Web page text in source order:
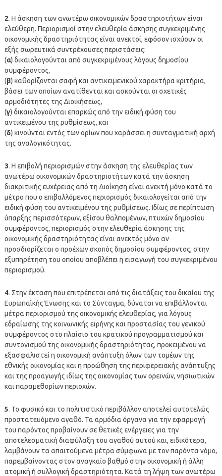
2. Η άσκηση των ανωτέρω οικονομικών δραστηριοτήτων είναι
ελεύθερη. Περιορισμοί στην ελευθερία άσκησης συγκεκριμένης
οικονομικής δραστηριότητας είναι ανεκτοί, εφόσον ισχύουν οι
εξής σωρευτικά συντρέχουσες περιστάσεις:
(α) δικαιολογούνται από συγκεκριμένους λόγους δημοσίου
συμφέροντος,
(β) καθορίζονται σαφή και αντικειμενικού χαρακτήρα κριτήρια,
βάσει των οποίων ανατίθενται και ασκούνται οι σχετικές
αρμοδιότητες της Διοικήσεως,
(γ) δικαιολογούνται επαρκώς από την ειδική φύση του
αντικειμένου της ρυθμίσεως, και
(δ) κινούνται εντός των ορίων που χαράσσει η συνταγματική αρχή
της αναλογικότητας.
3. Η επιβολή περιορισμών στην άσκηση της ελευθερίας των
ανωτέρω οικονομικών δραστηριοτήτων κατά την άσκηση
διακριτικής ευχέρειας από τη Διοίκηση είναι ανεκτή μόνο κατά το
μέτρο που ο επιβαλλόμενος περιορισμός δικαιολογείται από την
ειδική φύση του αντικειμένου της ρυθμίσεως. Iδίως σε περίπτωση
ύπαρξης περισσότερων, εξίσου θαλπομένων, πτυχών δημοσίου
συμφέροντος, περιορισμός στην ελευθερία άσκησης της
οικονομικής δραστηριότητας είναι ανεκτός μόνο αν
προσδιορίζεται ο προέχων σκοπός δημοσίου συμφέροντος, στην
εξυπηρέτηση του οποίου αποβλέπει η εισαγωγή του συγκεκριμένου
περιορισμού.
4. Στην έκταση που επιτρέπεται από τις διατάξεις του δικαίου της
Ευρωπαϊκής Ένωσης και το Σύνταγμα, δύναται να επιβάλλονται
μέτρα περιορισμού της οικονομικής ελευθερίας, για λόγους
εδραίωσης της κοινωνικής ειρήνης και προστασίας του γενικού
συμφέροντος στο πλαίσιο του κρατικού προγραμματισμού και
συντονισμού της οικονομικής δραστηριότητας, προκειμένου να
εξασφαλιστεί η οικονομική ανάπτυξη όλων των τομέων της
εθνικής οικονομίας και η προώθηση της περιφερειακής ανάπτυξης
και της προαγωγής ιδίως της οικονομίας των ορεινών, νησιωτικών
και παραμεθορίων περιοχών.
5. Το φυσικό και το πολιτιστικό περιβάλλον αποτελεί αυτοτελώς
προστατευόμενο αγαθό. Τα αρμόδια όργανα για την εφαρμογή
του παρόντος προβαίνουν σε θετικές ενέργειες για την
αποτελεσματική διαφύλαξη του αγαθού αυτού και, ειδικότερα,
λαμβάνουν τα απαιτούμενα μέτρα σύμφωνα με τον παρόντα νόμο,
παρεμβαίνοντας στον αναγκαίο βαθμό στην οικονομική ή άλλη
ατομική ή συλλογική δραστηριότητα. Κατά τη λήψη των ανωτέρω